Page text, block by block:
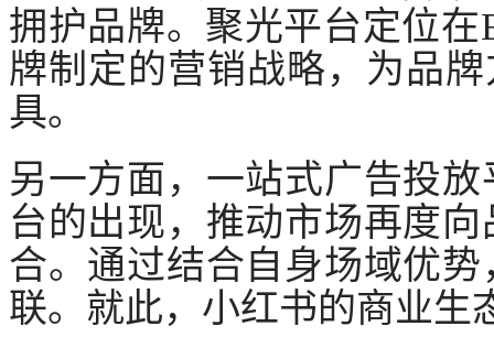
拥护品牌。聚光平台定位
牌制定的营销战略，为品
具。
另一方面，一站式广告投
台的出现，推动市场再度
合。通过结合自身场域优
联。就此，小红书的商业生